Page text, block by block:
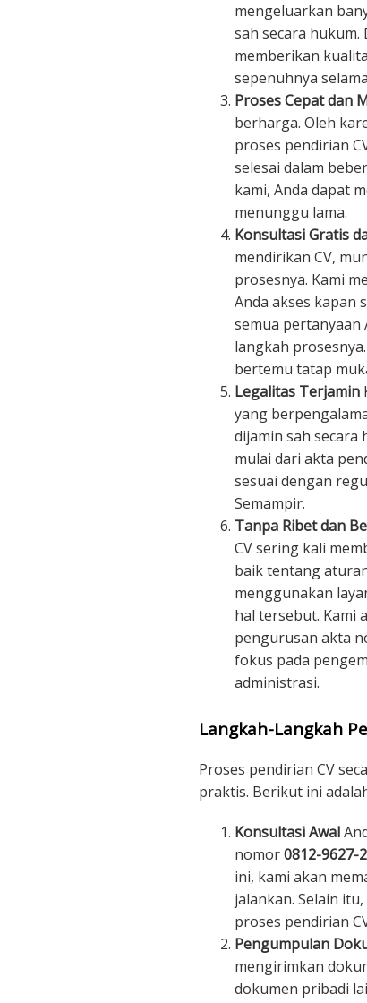
mengeluarkan
sah secara
memberikan
sepenuhnya
Proses Cepat dan
berharga. Oleh
proses pendirian
selesai dalam
kami, Anda dapat
menunggu lama.
Konsultasi Gratis
mendirikan CV,
prosesnya. Kami
Anda akses kapan
semua pertanyaan
langkah
bertemu tatap
Legalitas Terjamin
yang
dijamin sah secara
mulai dari akta
sesuai dengan
Semampir.
Tanpa Ribet dan
CV sering kali
baik tentang
menggunakan
hal tersebut. Kami
pengurusan akta
fokus pada
administrasi.
Langkah-Langkah
Proses pendirian CV
praktis. Berikut ini
Konsultasi Awal
nomor0812-9627-
ini, kami akan
jalankan. Selain
proses pendirian
Pengumpulan
mengirimkan
dokumen pribadi